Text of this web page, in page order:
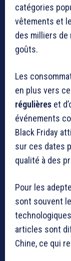
catégories
vêtements et
des milliers
goûts.
Les
en plus vers
régulières et
événements
Black Friday
sur ces dates
qualité à des
Pour les
sont souvent
articles sont
Chine, ce qui